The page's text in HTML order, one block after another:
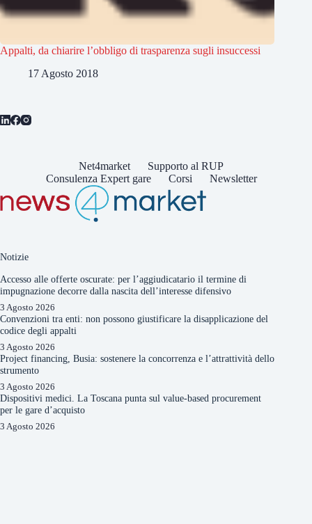
Appalti, da chiarire l’obbligo di trasparenza sugli insuccessi
17 Agosto 2018
Net4market
Supporto al RUP
Consulenza Expert gare
Corsi Newsletter
Notizie
Accesso alle offerte oscurate: per l’aggiudicatario il termine di
impugnazione decorre dalla nascita dell’interesse difensivo
3 Agosto 2026
Convenzioni tra enti: non possono giustificare la disapplicazione del
codice degli appalti
3 Agosto 2026
Project financing, Busia: sostenere la concorrenza e l’attrattività dello
strumento
3 Agosto 2026
Dispositivi medici. La Toscana punta sul value-based procurement
per le gare d’acquisto
3 Agosto 2026